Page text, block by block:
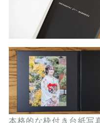
本格的な枠付き台紙写